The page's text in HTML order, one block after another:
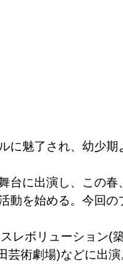
に魅了され、幼少
台に出演し、この
動を始める。今回
レボリューション(
芸術劇場)などに出